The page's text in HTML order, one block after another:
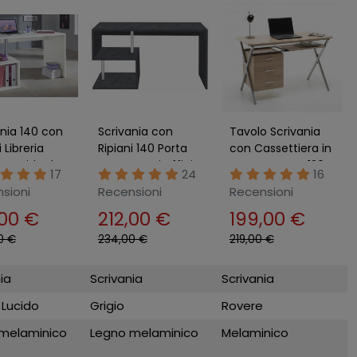
140 con
Libreria
Lucido da
17
€
€
Scrivania con
Ripiani 140 Porta
Documenti Ufficio
Libreria Grigio
Camera
24
Recensioni
212,00 €
234,00 €
Tavolo Scrivania
con Cassettiera in
Legno Rovere 120
Scrittoio Moderna
16
Recensioni
199,00 €
219,00 €
Scrivania
Scrivania
Grigio
Rovere
Legno melaminico Melaminico